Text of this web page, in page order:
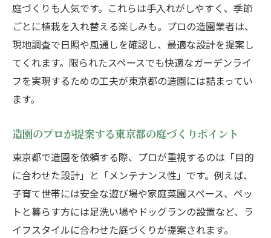
造園会社との相談で押さえたい事項
理想の庭を叶える東京都の造園打ち合わせ
術
造園依頼時に役立つ東京都のチェックリス
ト
ツ
東京都の造園ランキングはどう活かすべき
か
ランキングで探す東京都の造園会社の選び
方
庭づくりも人気です。これらは手入れがしやすく、季節
ごとに植栽を入れ替える楽しみも。プロの造園業者は、
現地調査で日照や風通しを確認し、最適な設計を提案し
てくれます。限られたスペースでも快適なガーデンライ
フを実現するための工夫が東京都の造園には詰まってい
ます。
造園のプロが提案する東京都の庭づくりポイント
東京都で造園を依頼する際、プロが重視するのは「目的
に合わせた設計」と「メンテナンス性」です。例えば、
子育て世帯には安全な遊び場や家庭菜園スペース、ペッ
トと暮らす方には足洗い場やドッグランの設置など、ラ
イフスタイルに合わせた庭づくりが提案されます。